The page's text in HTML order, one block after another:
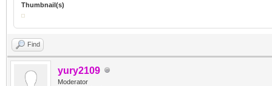
Thumbnail(s)
Find
yury2109
Moderator